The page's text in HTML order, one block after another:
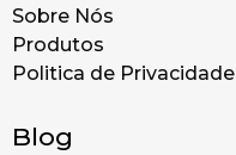
Sobre Nós
Produtos
Politica de Privacidade
Blog